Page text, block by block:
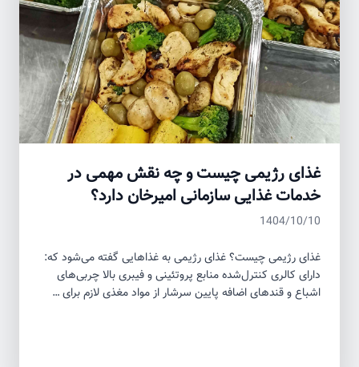
غذای رژیمی چیست و چه نقش مهمی در
خدمات غذایی سازمانی امیرخان دارد؟
1404/10/10
غذای رژیمی چیست؟ غذای رژیمی به غذاهایی گفته می‌شود که:
دارای کالری کنترل‌شده منابع پروتئینی و فیبری بالا چربی‌های
اشباع و قندهای اضافه پایین سرشار از مواد مغذی لازم برای …